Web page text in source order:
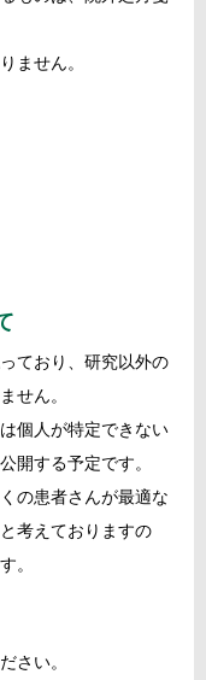
ません。
ており、研究以外の
せん。
個人が特定できない
開する予定です。
の患者さんが最適な
考えておりますの
。
さい。